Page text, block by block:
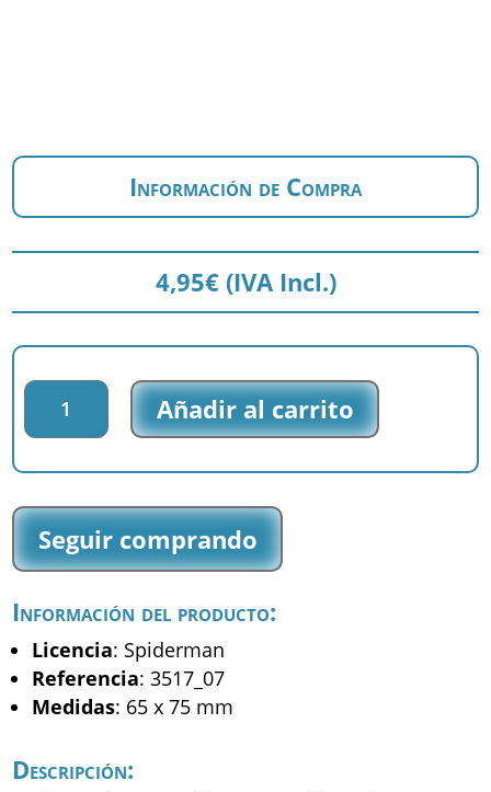
Información de Compra
4,95€ (IVA Incl.)
Parche
tejido
Spiderman
-
-
(3517_07)
cantidad
Añadir al carrito
Seguir comprando
Información del producto:
Licencia: Spiderman
Referencia: 3517_07
Medidas: 65 x 75 mm
Descripción: